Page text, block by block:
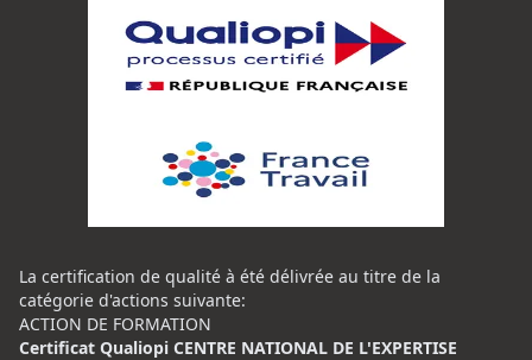
La certification de qualité à été délivrée au titre de la
catégorie d'actions suivante:
ACTION DE FORMATION
Certificat Qualiopi CENTRE NATIONAL DE L'EXPERTISE